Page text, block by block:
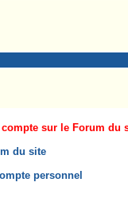
sur le Forum du
du site
personnel